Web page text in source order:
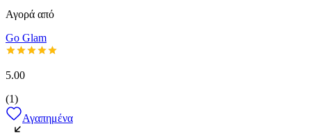
Αγορά από
Go Glam
5.00
(1)
Αγαπημένα